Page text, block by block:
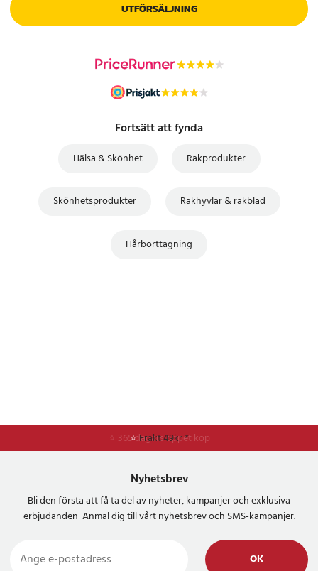
UTFÖRSÄLJNING
Fortsätt att fynda
Hälsa & Skönhet Rakprodukter
Skönhetsprodukter Rakhyvlar & rakblad
Hårborttagning
⭐ 365 dagars öppet köp
⭐Frakt 49kr *
Nyhetsbrev
Bli den första att få ta del av nyheter, kampanjer och exklusiva
erbjudanden Anmäl dig till vårt nyhetsbrev och SMS-kampanjer.
OK